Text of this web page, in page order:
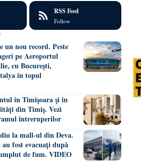
RSS Feed
Follow
un nou record. Peste
pe Aeroportul
cu București,
în topul
în Timișoara și în
din Timiș. Vezi
întreruperilor
la mall-ul din Deva.
au fost evacuați după
de fum. VIDEO